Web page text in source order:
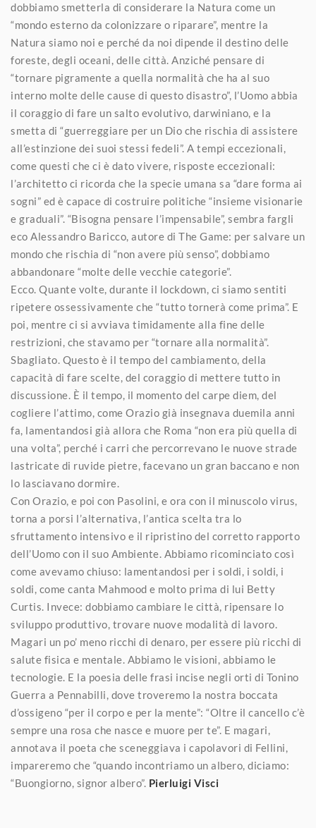
dobbiamo smetterla di considerare la Natura come un
“mondo esterno da colonizzare o riparare”, mentre la
Natura siamo noi e perché da noi dipende il destino delle
foreste, degli oceani, delle città. Anziché pensare di
“tornare pigramente a quella normalità che ha al suo
interno molte delle cause di questo disastro”, l’Uomo abbia
il coraggio di fare un salto evolutivo, darwiniano, e la
smetta di “guerreggiare per un Dio che rischia di assistere
all’estinzione dei suoi stessi fedeli”. A tempi eccezionali,
come questi che ci è dato vivere, risposte eccezionali:
l’architetto ci ricorda che la specie umana sa “dare forma ai
sogni” ed è capace di costruire politiche “insieme visionarie
e graduali”. “Bisogna pensare l’impensabile”, sembra fargli
eco Alessandro Baricco, autore di The Game: per salvare un
mondo che rischia di “non avere più senso”, dobbiamo
abbandonare “molte delle vecchie categorie”.
Ecco. Quante volte, durante il lockdown, ci siamo sentiti
ripetere ossessivamente che “tutto tornerà come prima”. E
poi, mentre ci si avviava timidamente alla fine delle
restrizioni, che stavamo per “tornare alla normalità”.
Sbagliato. Questo è il tempo del cambiamento, della
capacità di fare scelte, del coraggio di mettere tutto in
discussione. È il tempo, il momento del carpe diem, del
cogliere l’attimo, come Orazio già insegnava duemila anni
fa, lamentandosi già allora che Roma “non era più quella di
una volta”, perché i carri che percorrevano le nuove strade
lastricate di ruvide pietre, facevano un gran baccano e non
lo lasciavano dormire.
Con Orazio, e poi con Pasolini, e ora con il minuscolo virus,
torna a porsi l’alternativa, l’antica scelta tra lo
sfruttamento intensivo e il ripristino del corretto rapporto
dell’Uomo con il suo Ambiente. Abbiamo ricominciato così
come avevamo chiuso: lamentandosi per i soldi, i soldi, i
soldi, come canta Mahmood e molto prima di lui Betty
Curtis. Invece: dobbiamo cambiare le città, ripensare lo
sviluppo produttivo, trovare nuove modalità di lavoro.
Magari un po’ meno ricchi di denaro, per essere più ricchi di
salute fisica e mentale. Abbiamo le visioni, abbiamo le
tecnologie. E la poesia delle frasi incise negli orti di Tonino
Guerra a Pennabilli, dove troveremo la nostra boccata
d’ossigeno “per il corpo e per la mente”: “Oltre il cancello c’è
sempre una rosa che nasce e muore per te”. E magari,
annotava il poeta che sceneggiava i capolavori di Fellini,
impareremo che “quando incontriamo un albero, diciamo:
“Buongiorno, signor albero”. Pierluigi Visci